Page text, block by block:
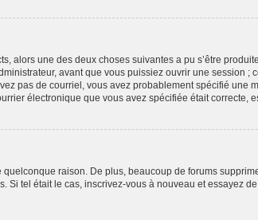
alors une des deux choses suivantes a pu s’être
avant que vous puissiez ouvrir une session ;
pas de courriel, vous avez probablement spécifié une
électronique que vous avez spécifiée était correcte,
raison. De plus, beaucoup de forums
tel était le cas, inscrivez-vous à nouveau et essayez